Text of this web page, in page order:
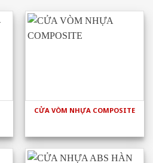
CỬA VÒM NHỰA COMPOSITE